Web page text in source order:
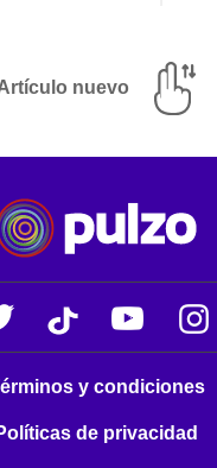
nuevo
y condiciones
de privacidad